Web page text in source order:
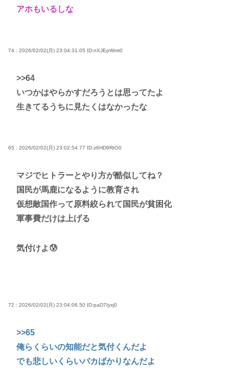
アホもいるしな
74 : 2026/02/02(月) 23:04:31.05 ID:nXJEpWmt0
>>64
いつかはやらかすだろうとは思ってたよ
生きてるうちに見たくはなかったな
65 : 2026/02/02(月) 23:02:54.77 ID:z6HD9RtO0
マジでヒトラーとやり方が酷似してね？
国民が馬鹿になるように教育され
仮想敵国作って原料絞られて国民が貧困化
軍事費だけは上げる
気付けよ😰
72 : 2026/02/02(月) 23:04:06.50 ID:paD7Iyxj0
>>65
俺らくらいの知能だと気付くんだよ
でも悲しいくらいバカばかりなんだよ